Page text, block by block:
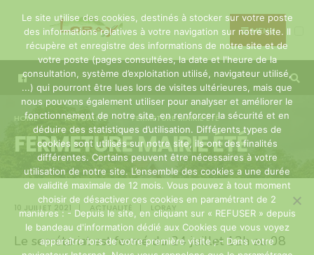
Skip
content
MENU
HOME ACTUALITÉ FERMETURE MAIRIE ÉTÉ
FERMETURE MAIRIE ÉTÉ
10 JUILLET 2021 | ACTUALITÉ | LORAY
Le secrétariat est fermé du 24 juillet 12h au 08
for:
Le site utilise des cookies, destinés à stocker sur votre poste
des informations relatives à votre navigation sur notre site. Il
récupère et enregistre des informations de notre site et de
votre poste (pages consultées, la date et l'heure de la
consultation, système d’exploitation utilisé, navigateur utilisé,
...) qui pourront être lues lors de visites ultérieures, mais que
nous pouvons également utiliser pour analyser et améliorer le
fonctionnement de notre site, en renforcer la sécurité et en
déduire des statistiques d’utilisation. Différents types de
cookies sont utilisés sur notre site, ils ont des finalités
différentes. Certains peuvent être nécessaires à votre
utilisation de notre site. L’ensemble des cookies a une durée
de validité maximale de 12 mois. Vous pouvez à tout moment
choisir de désactiver ces cookies en paramétrant de 2
manières : - Depuis le site, en cliquant sur « REFUSER » depuis
le bandeau d'information dédié aux Cookies que vous voyez
apparaître lors de votre première visite ; - Dans votre